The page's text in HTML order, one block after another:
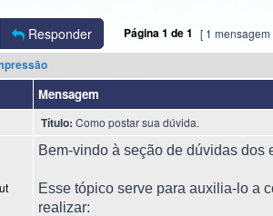
Responder Página1 de1 [ 1
Mensagem
Título: Como postar sua dúvida.
Bem-vindo à seção de dúvidas dos
Esse tópico serve para auxilia-lo a
realizar: